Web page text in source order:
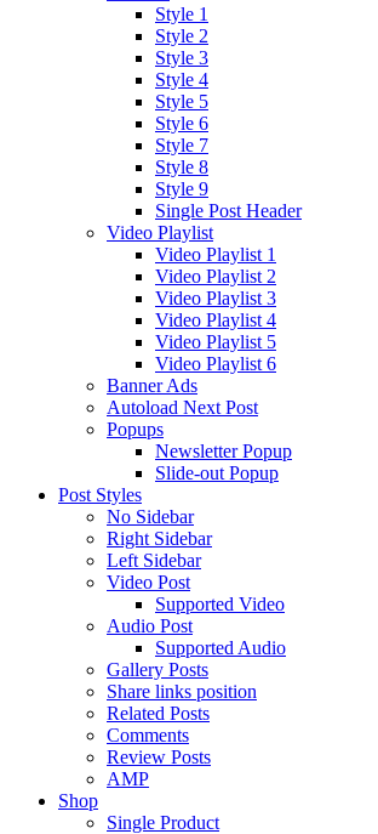
Style 1
Style 2
Style 3
Style 4
Style 5
Style 6
Style 7
Style 8
Style 9
Single Post Header
Video Playlist
Video Playlist 1
Video Playlist 2
Video Playlist 3
Video Playlist 4
Video Playlist 5
Video Playlist 6
Banner Ads
Autoload Next Post
Popups
Newsletter Popup
Slide-out Popup
Post Styles
No Sidebar
Right Sidebar
Left Sidebar
Video Post
Supported Video
Audio Post
Supported Audio
Gallery Posts
Share links position
Related Posts
Comments
Review Posts
AMP
Shop
Single Product